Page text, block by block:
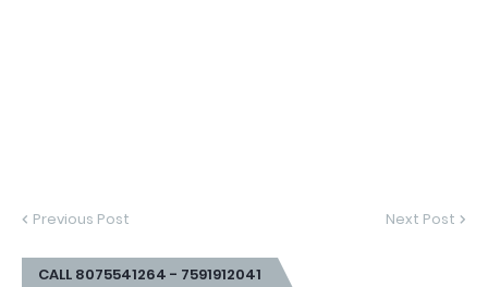
Previous Post Next Post
CALL 8075541264 - 7591912041